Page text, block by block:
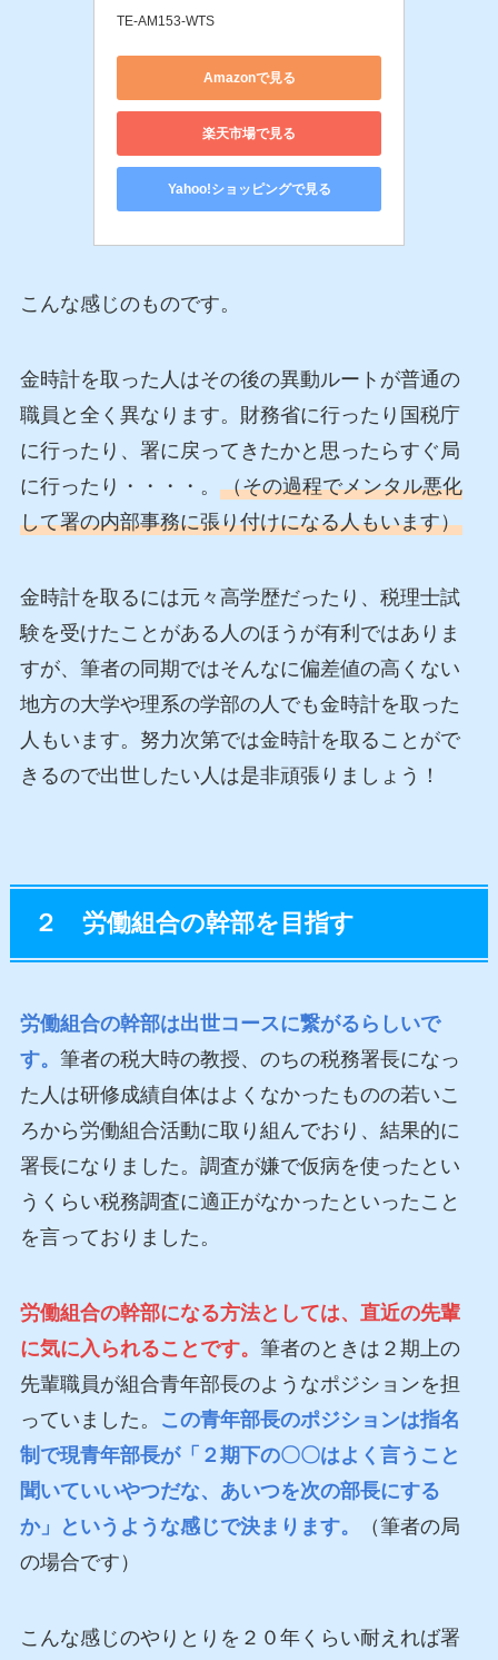
TE-AM153-WTS
Amazonで見る
楽天市場で見る
Yahoo!ショッピングで見る
こんな感じのものです。
金時計を取った人はその後の異動ルートが普通の
職員と全く異なります。財務省に行ったり国税庁
に行ったり、署に戻ってきたかと思ったらすぐ局
に行ったり・・・・。 （その過程でメンタル悪化
して署の内部事務に張り付けになる人もいます）
金時計を取るには元々高学歴だったり、税理士試
験を受けたことがある人のほうが有利ではありま
すが、筆者の同期ではそんなに偏差値の高くない
地方の大学や理系の学部の人でも金時計を取った
人もいます。努力次第では金時計を取ることがで
きるので出世したい人は是非頑張りましょう！
２ 労働組合の幹部を目指す
労働組合の幹部は出世コースに繋がるらしいで
す。 筆者の税大時の教授、のちの税務署長になっ
た人は研修成績自体はよくなかったものの若いこ
ろから労働組合活動に取り組んでおり、結果的に
署長になりました。調査が嫌で仮病を使ったとい
うくらい税務調査に適正がなかったといったこと
を言っておりました。
労働組合の幹部になる方法としては、直近の先輩
に気に入られることです。 筆者のときは２期上の
先輩職員が組合青年部長のようなポジションを担
っていました。
この青年部長のポジションは指名
制で現青年部長が「２期下の〇〇はよく言うこと
聞いていいやつだな、あいつを次の部長にする
か」というような感じで決まります。
（筆者の局
の場合です）
こんな感じのやりとりを２０年くらい耐えれば署